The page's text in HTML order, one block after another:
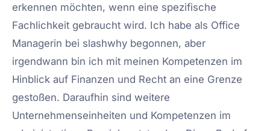
erkennen möchten, wenn eine spezifische
Fachlichkeit gebraucht wird. Ich habe als Office
Managerin bei slashwhy begonnen, aber
irgendwann bin ich mit meinen Kompetenzen im
Hinblick auf Finanzen und Recht an eine Grenze
gestoßen. Daraufhin sind weitere
Unternehmenseinheiten und Kompetenzen im